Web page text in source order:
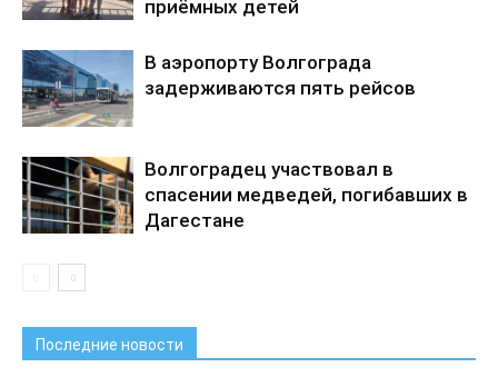
приёмных детей
В аэропорту Волгограда
задерживаются пять рейсов
Волгоградец участвовал в
спасении медведей, погибавших в
Дагестане
Последние новости